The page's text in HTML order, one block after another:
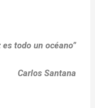
todo un océano”
Carlos Santana